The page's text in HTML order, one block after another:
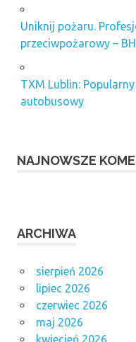
Uniknij pożaru.
przeciwpożarowy –
TXM Lublin:
autobusowy
NAJNOWSZE
ARCHIWA
sierpień 2026
lipiec 2026
czerwiec 2026
maj 2026
kwiecień 2026